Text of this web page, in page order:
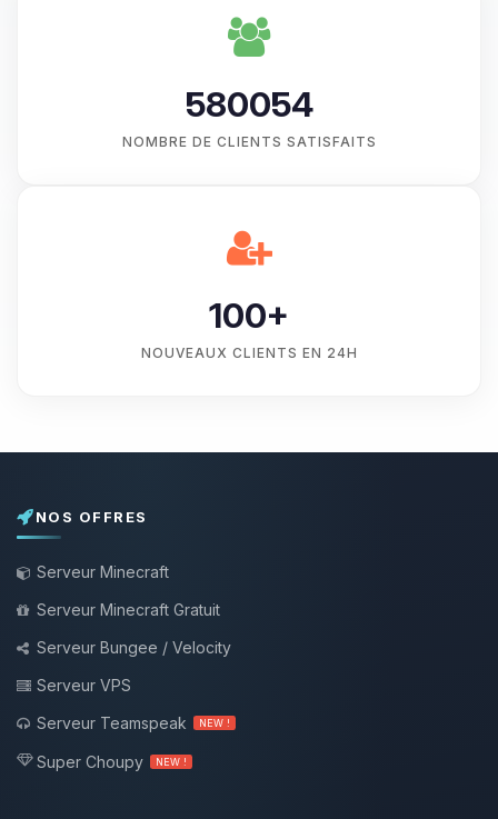
580054
NOMBRE DE CLIENTS SATISFAITS
100+
NOUVEAUX CLIENTS EN 24H
NOS OFFRES
Serveur Minecraft
Serveur Minecraft Gratuit
Serveur Bungee / Velocity
Serveur VPS
Serveur Teamspeak
NEW !
Super Choupy NEW !